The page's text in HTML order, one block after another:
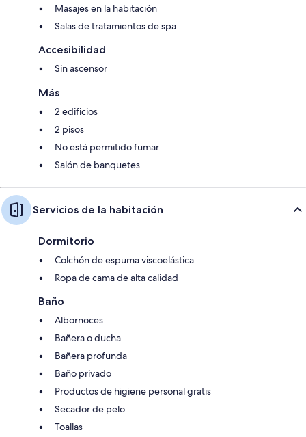
Masajes en la habitación
Salas de tratamientos de spa
Accesibilidad
Sin ascensor
Más
2 edificios
2 pisos
No está permitido fumar
Salón de banquetes
Servicios de la habitación
Dormitorio
Colchón de espuma viscoelástica
Ropa de cama de alta calidad
Baño
Albornoces
Bañera o ducha
Bañera profunda
Baño privado
Productos de higiene personal gratis
Secador de pelo
Toallas